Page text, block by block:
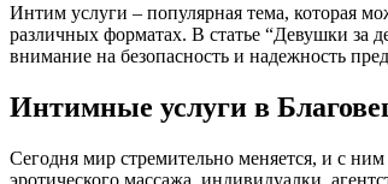
Интим услуги – популярная тема, которая
различных форматах. В статье “Девушки за
внимание на безопасность и надежность
Интимные услуги в
Сегодня мир стремительно меняется, и с
эротического массажа, индивидуалки,